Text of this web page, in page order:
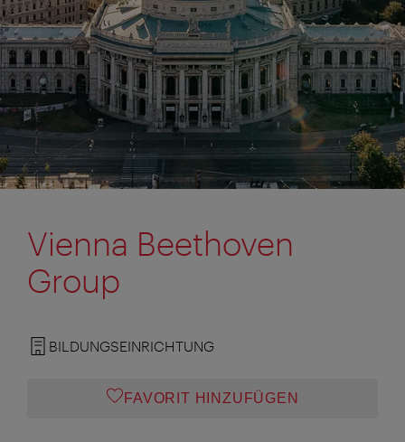
Vienna Beethoven
Group
BILDUNGSEINRICHTUNG
FAVORIT HINZUFÜGEN